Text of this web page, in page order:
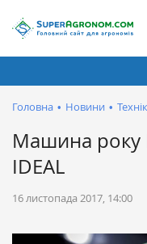
Головна • Новини •
Машина року
IDEAL
16 листопада 2017, 14:00